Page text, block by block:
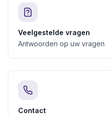
Veelgestelde vragen
Antwoorden op uw vragen
Contact